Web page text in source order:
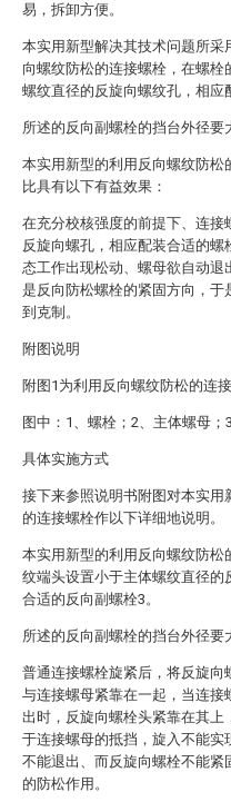
易，拆卸方便。
本实用新型解决其技术问题所采
向螺纹防松的连接螺栓，在螺
螺纹直径的反旋向螺纹孔，相应
所述的反向副螺栓的挡台外径要
本实用新型的利用反向螺纹防松
比具有以下有益效果：
在充分校核强度的前提下、连接
反旋向螺孔，相应配装合适的螺
态工作出现松动、螺母欲自动退
是反向防松螺栓的紧固方向，于
到克制。
附图说明
附图1为利用反向螺纹防松的连
图中：1、螺栓；2、主体螺母；
具体实施方式
接下来参照说明书附图对本实用
的连接螺栓作以下详细地说明。
本实用新型的利用反向螺纹防松
纹端头设置小于主体螺纹直径的
合适的反向副螺栓3。
所述的反向副螺栓的挡台外径要
普通连接螺栓旋紧后，将反旋向
与连接螺母紧靠在一起，当连接
出时，反旋向螺栓头紧靠在其上
于连接螺母的抵挡，旋入不能实
不能退出、而反旋向螺栓不能紧
的防松作用。